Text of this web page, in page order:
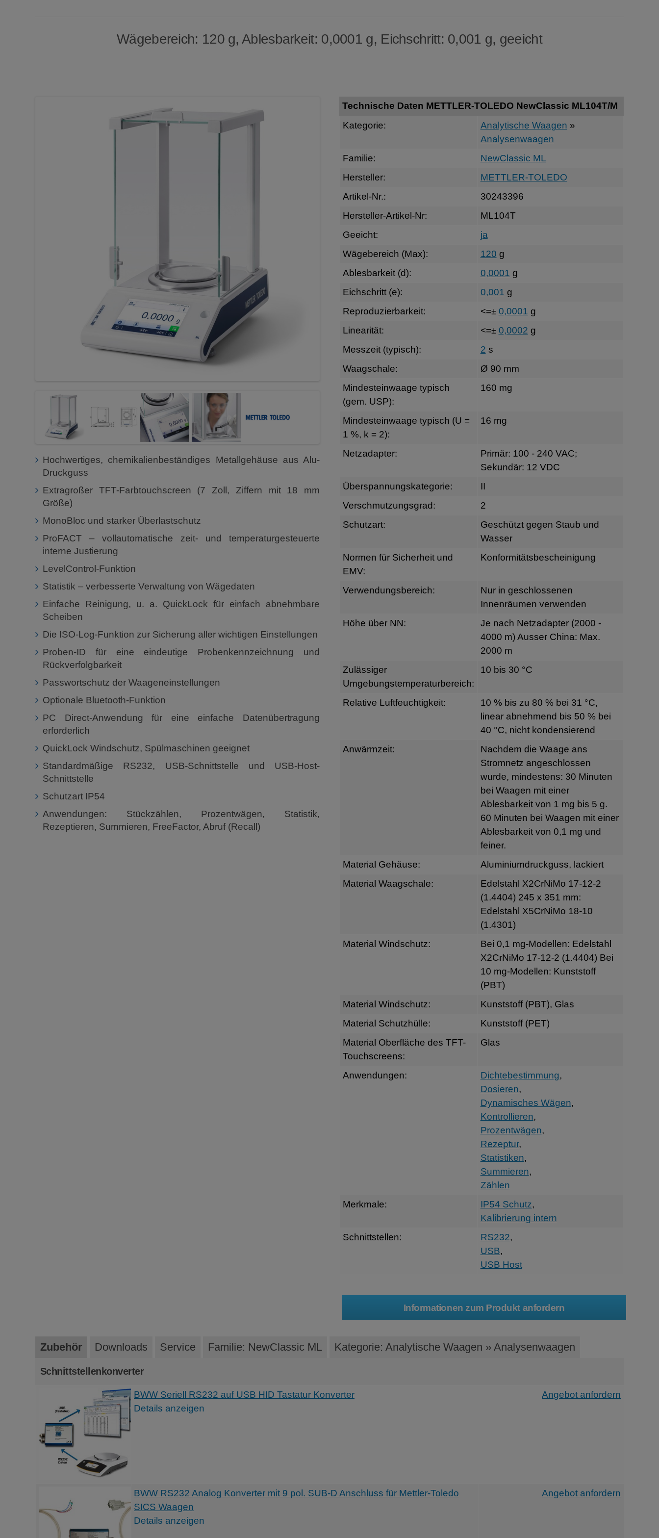
Wägebereich: 120 g, Ablesbarkeit: 0,0001 g, Eichschritt: 0,001 g, geeicht
Hochwertiges, chemikalienbeständiges Metallgehäuse aus Alu-
Druckguss
Extragroßer TFT-Farbtouchscreen (7 Zoll, Ziffern mit 18 mm
Größe)
MonoBloc und starker Überlastschutz
ProFACT – vollautomatische zeit- und temperaturgesteuerte
interne Justierung
LevelControl-Funktion
Statistik – verbesserte Verwaltung von Wägedaten
Einfache Reinigung, u. a. QuickLock für einfach abnehmbare
Scheiben
Die ISO-Log-Funktion zur Sicherung aller wichtigen Einstellungen
Proben-ID für eine eindeutige Probenkennzeichnung und
Rückverfolgbarkeit
Passwortschutz der Waageneinstellungen
Optionale Bluetooth-Funktion
PC Direct-Anwendung für eine einfache Datenübertragung
erforderlich
QuickLock Windschutz, Spülmaschinen geeignet
Standardmäßige RS232, USB-Schnittstelle und USB-Host-
Schnittstelle
Schutzart IP54
Anwendungen: Stückzählen, Prozentwägen, Statistik,
Rezeptieren, Summieren, FreeFactor, Abruf (Recall)
Technische Daten METTLER-TOLEDO NewClassic ML104T/M
Kategorie:
Analytische Waagen »
Analysenwaagen
Familie:
NewClassic ML
Hersteller:
METTLER-TOLEDO
Artikel-Nr.:
30243396
Hersteller-Artikel-Nr:
ML104T
Geeicht:
ja
Wägebereich (Max):
120 g
Ablesbarkeit (d):
0,0001 g
Eichschritt (e):
0,001 g
Reproduzierbarkeit:
<=± 0,0001 g
Linearität:
<=± 0,0002 g
Messzeit (typisch):
2 s
Waagschale:
Ø 90 mm
Mindesteinwaage typisch
(gem. USP):
160 mg
Mindesteinwaage typisch (U =
1 %, k = 2):
16 mg
Netzadapter:
Primär: 100 - 240 VAC;
Sekundär: 12 VDC
Überspannungskategorie:
II
Verschmutzungsgrad:
2
Schutzart:
Geschützt gegen Staub und
Wasser
Normen für Sicherheit und
EMV:
Konformitätsbescheinigung
Verwendungsbereich:
Nur in geschlossenen
Innenräumen verwenden
Höhe über NN:
Je nach Netzadapter (2000 -
4000 m) Ausser China: Max.
2000 m
Zulässiger
Umgebungstemperaturbereich:
10 bis 30 °C
Relative Luftfeuchtigkeit:
10 % bis zu 80 % bei 31 °C,
linear abnehmend bis 50 % bei
40 °C, nicht kondensierend
Anwärmzeit:
Nachdem die Waage ans
Stromnetz angeschlossen
wurde, mindestens: 30 Minuten
bei Waagen mit einer
Ablesbarkeit von 1 mg bis 5 g.
60 Minuten bei Waagen mit einer
Ablesbarkeit von 0,1 mg und
feiner.
Material Gehäuse:
Aluminiumdruckguss, lackiert
Material Waagschale:
Edelstahl X2CrNiMo 17-12-2
(1.4404) 245 x 351 mm:
Edelstahl X5CrNiMo 18-10
(1.4301)
Material Windschutz:
Bei 0,1 mg-Modellen: Edelstahl
X2CrNiMo 17-12-2 (1.4404) Bei
10 mg-Modellen: Kunststoff
(PBT)
Material Windschutz:
Kunststoff (PBT), Glas
Material Schutzhülle:
Kunststoff (PET)
Material Oberfläche des TFT-
Touchscreens:
Glas
Anwendungen: Dichtebestimmung,
Dosieren,
Dynamisches Wägen,
Kontrollieren,
Prozentwägen,
Rezeptur,
Statistiken,
Summieren,
Zählen
Merkmale:
IP54 Schutz,
Kalibrierung intern
Schnittstellen:
RS232,
USB,
USB Host
Zubehör Downloads Service Familie: NewClassic ML Kategorie: Analytische Waagen » Analysenwaagen
Schnittstellenkonverter
BWW Seriell RS232 auf USB HID Tastatur Konverter
Details anzeigen
Angebot anfordern
BWW RS232 Analog Konverter mit 9 pol. SUB-D Anschluss für Mettler-Toledo
SICS Waagen
Details anzeigen
Angebot anfordern